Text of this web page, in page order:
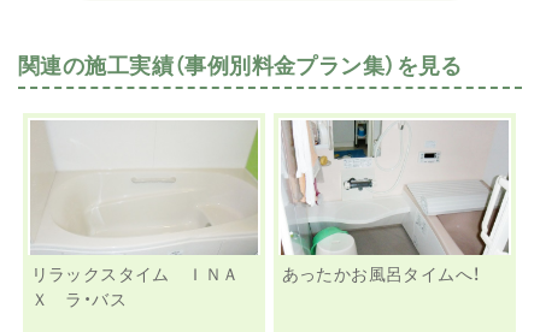
関連の施工実績（事例別料金プラン集）を見る
リラックスタイム ＩＮＡ
Ｘ ラ・バス
あったかお風呂タイムへ！